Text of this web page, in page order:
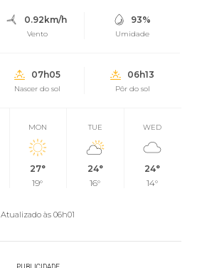
0.92km/h
Vento
93%
Umidade
07h05
Nascer do sol
06h13
Pôr do sol
MON
27°
19°
TUE
24°
16°
WED
24°
14°
Atualizado às 06h01